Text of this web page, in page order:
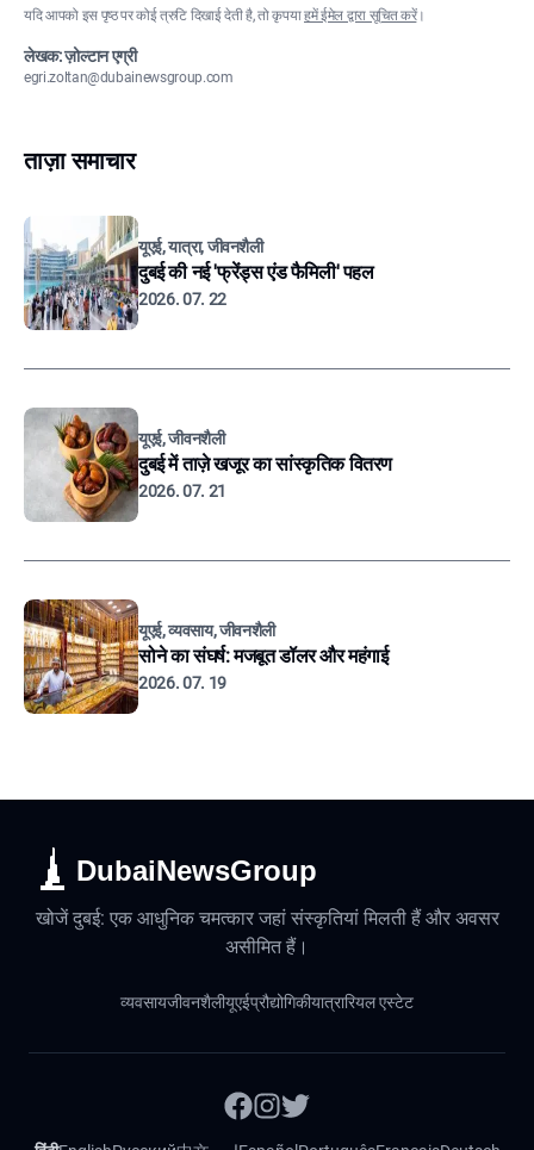
यदि आपको इस पृष्ठ पर कोई त्रुटि दिखाई देती है, तो कृपयाहमें ईमेल द्वारा सूचित करें।
लेखक: ज़ोल्टान एग्री
egri.zoltan@dubainewsgroup.com
ताज़ा समाचार
यूएई, यात्रा, जीवनशैली
दुबई की नई 'फ्रेंड्स एंड फैमिली' पहल
2026. 07. 22
यूएई, जीवनशैली
दुबई में ताज़े खजूर का सांस्कृतिक वितरण
2026. 07. 21
यूएई, व्यवसाय, जीवनशैली
सोने का संघर्ष: मजबूत डॉलर और महंगाई
2026. 07. 19
DubaiNewsGroup
खोजें दुबई: एक आधुनिक चमत्कार जहां संस्कृतियां मिलती हैं और अवसर
असीमित हैं।
व्यवसायजीवनशैलीयूएईप्रौद्योगिकीयात्रारियल एस्टेट